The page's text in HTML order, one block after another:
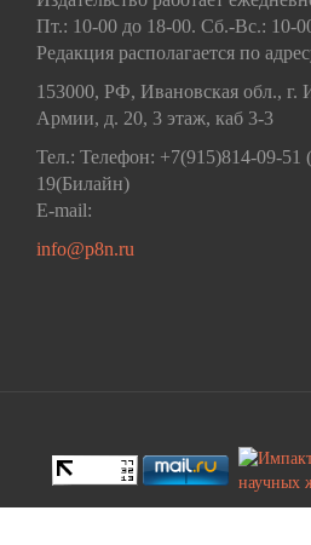
Пт.: 10-00 до 18-00. Сб.-Вс.: 10-
Редакция располагается по
153000, РФ, Ивановская обл., г.
Армии, д. 20, 3 этаж, каб 3-3
Тел.: Телефон: +7(915)814-09-
19(Билайн)
E-mail:
info@p8n.ru